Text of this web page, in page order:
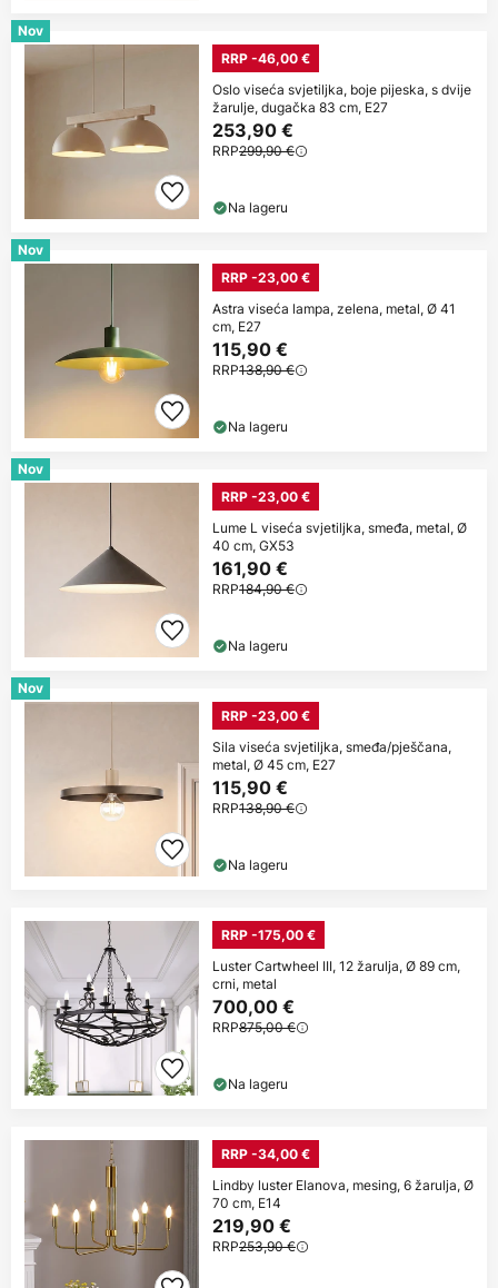
Nov
RRP -46,00 €
Oslo viseća svjetiljka, boje pijeska, s dvije
žarulje, dugačka 83 cm, E27
253,90 €
RRP299,90 €
Na lageru
Nov
RRP -23,00 €
Astra viseća lampa, zelena, metal, Ø 41
cm, E27
115,90 €
RRP138,90 €
Na lageru
Nov
RRP -23,00 €
Lume L viseća svjetiljka, smeđa, metal, Ø
40 cm, GX53
161,90 €
RRP184,90 €
Na lageru
Nov
RRP -23,00 €
Sila viseća svjetiljka, smeđa/pješčana,
metal, Ø 45 cm, E27
115,90 €
RRP138,90 €
Na lageru
RRP -175,00 €
Luster Cartwheel III, 12 žarulja, Ø 89 cm,
crni, metal
700,00 €
RRP875,00 €
Na lageru
RRP -34,00 €
Lindby luster Elanova, mesing, 6 žarulja, Ø
70 cm, E14
219,90 €
RRP253,90 €